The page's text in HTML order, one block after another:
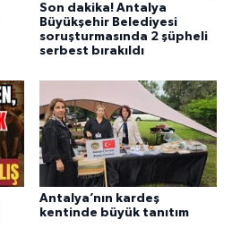
Son dakika! Antalya
Büyükşehir Belediyesi
soruşturmasında 2 şüpheli
serbest bırakıldı
Antalya’nın kardeş
kentinde büyük tanıtım